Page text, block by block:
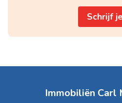
Schrijf
Immobiliën Carl